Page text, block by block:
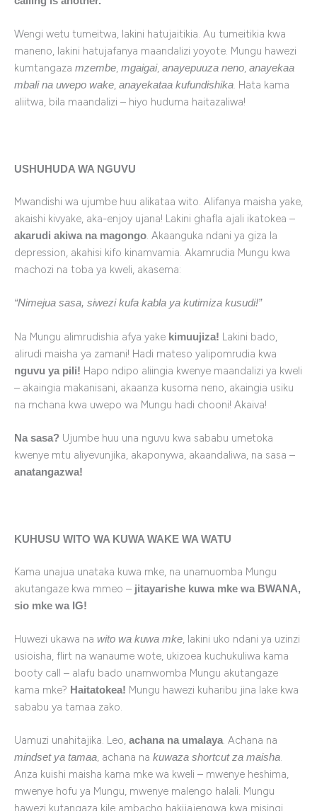
Wengi wetu tumeitwa, lakini hatujaitikia. Au tumeitikia kwa
maneno, lakini hatujafanya maandalizi yoyote. Mungu hawezi
kumtangaza mzembe, mgaigai, anayepuuza neno, anayekaa
mbali na uwepo wake, anayekataa kufundishika. Hata kama
aliitwa, bila maandalizi – hiyo huduma haitazaliwa!
USHUHUDA WA NGUVU
Mwandishi wa ujumbe huu alikataa wito. Alifanya maisha yake,
akaishi kivyake, aka-enjoy ujana! Lakini ghafla ajali ikatokea –
akarudi akiwa na magongo. Akaanguka ndani ya giza la
depression, akahisi kifo kinamvamia. Akamrudia Mungu kwa
machozi na toba ya kweli, akasema:
“Nimejua sasa, siwezi kufa kabla ya kutimiza kusudi!”
Na Mungu alimrudishia afya yake kimuujiza! Lakini bado,
alirudi maisha ya zamani! Hadi mateso yalipomrudia kwa
nguvu ya pili! Hapo ndipo aliingia kwenye maandalizi ya kweli
– akaingia makanisani, akaanza kusoma neno, akaingia usiku
na mchana kwa uwepo wa Mungu hadi chooni! Akaiva!
Na sasa? Ujumbe huu una nguvu kwa sababu umetoka
kwenye mtu aliyevunjika, akaponywa, akaandaliwa, na sasa –
anatangazwa!
KUHUSU WITO WA KUWA WAKE WA WATU
Kama unajua unataka kuwa mke, na unamuomba Mungu
akutangaze kwa mmeo – jitayarishe kuwa mke wa BWANA,
sio mke wa IG!
Huwezi ukawa na wito wa kuwa mke, lakini uko ndani ya uzinzi
usioisha, flirt na wanaume wote, ukizoea kuchukuliwa kama
booty call – alafu bado unamwomba Mungu akutangaze
kama mke? Haitatokea! Mungu hawezi kuharibu jina lake kwa
sababu ya tamaa zako.
Uamuzi unahitajika. Leo, achana na umalaya. Achana na
mindset ya tamaa, achana na kuwaza shortcut za maisha.
Anza kuishi maisha kama mke wa kweli – mwenye heshima,
mwenye hofu ya Mungu, mwenye malengo halali. Mungu
hawezi kutangaza kile ambacho hakijajengwa kwa misingi